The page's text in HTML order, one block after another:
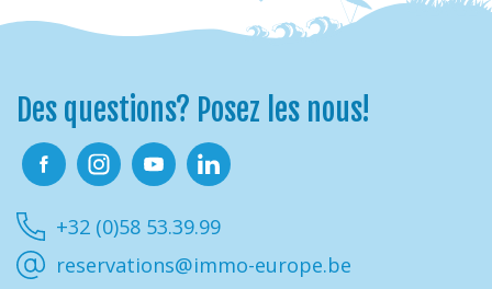
Des questions? Posez les nous!
+32 (0)58 53.39.99
reservations@immo-europe.be